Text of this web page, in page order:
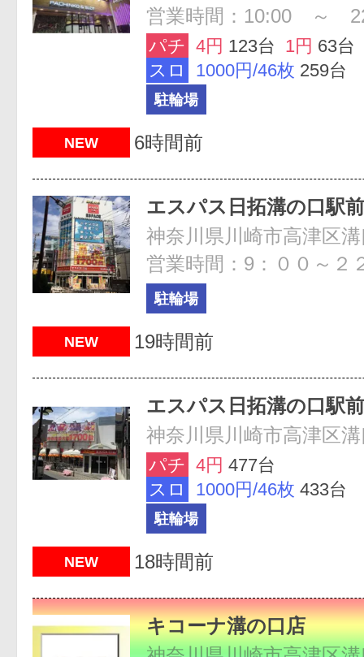
営業時間：10:00 ～
パチ 4円 123台 1円 63台
スロ
1000円/46枚 259台
駐輪場
NEW 6時間前
エスパス日拓溝の口駅
神奈川県川崎市高津区
営業時間：9：００～２
駐輪場
NEW 19時間前
エスパス日拓溝の口駅
神奈川県川崎市高津区
パチ 4円 477台
スロ
1000円/46枚 433台
駐輪場
NEW 18時間前
キコーナ溝の口店